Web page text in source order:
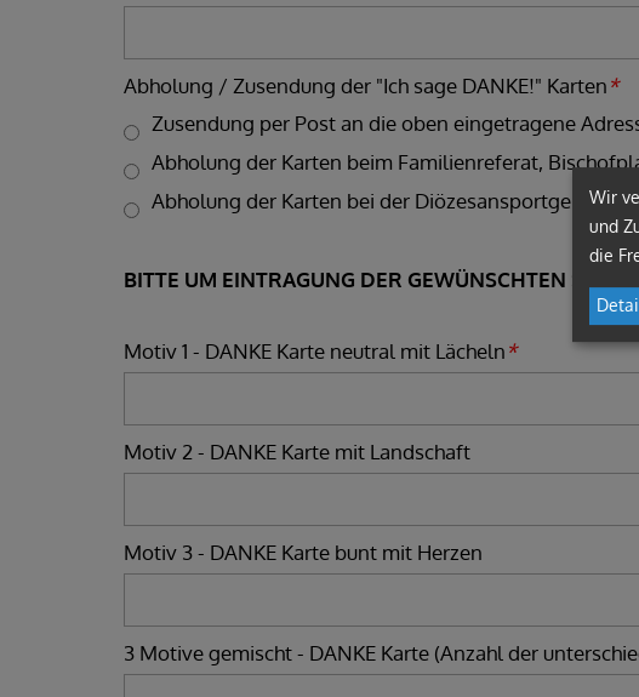
Abholung / Zusendung der "Ich sage DANKE!" Karten*
Zusendung per Post an die oben eingetragene
Abholung der Karten beim Familienreferat,
Abholung der Karten bei der
BITTE UM EINTRAGUNG DER GEWÜNSCHTEN
Motiv 1 - DANKE Karte neutral mit Lächeln*
Motiv 2 - DANKE Karte mit Landschaft
Motiv 3 - DANKE Karte bunt mit Herzen
3 Motive gemischt - DANKE Karte (Anzahl der
Wir
und
die